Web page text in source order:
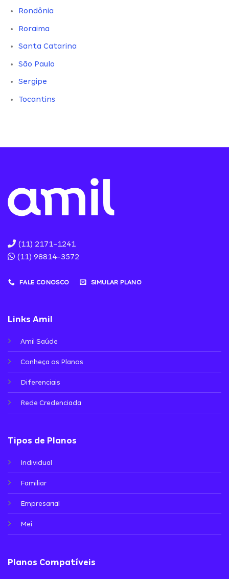
Rondônia
Roraima
Santa Catarina
São Paulo
Sergipe
Tocantins
(11) 2171-1241
(11) 98814-3572
FALE CONOSCO SIMULAR PLANO
Links Amil
Amil Saúde
Conheça os Planos
Diferenciais
Rede Credenciada
Tipos de Planos
Individual
Familiar
Empresarial
Mei
Planos Compatíveis